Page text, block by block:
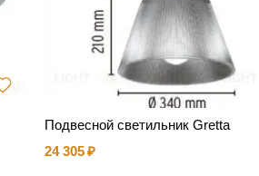
Подвесной светильник Gretta
24 305